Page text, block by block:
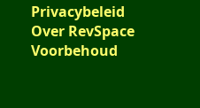
Privacybeleid
Over RevSpace
Voorbehoud